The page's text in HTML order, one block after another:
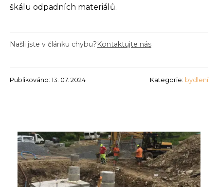
škálu odpadních materiálů.
Našli jste v článku chybu?Kontaktujte nás
Publikováno: 13. 07. 2024 Kategorie: bydlení